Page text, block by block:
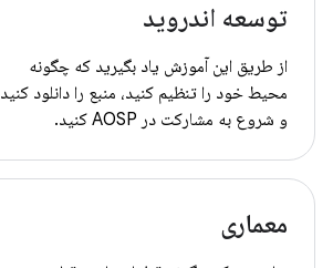
توسعه اندروید
از طریق این آموزش یاد بگیرید که چگونه
محیط خود را تنظیم کنید، منبع را دانلود کنید
و شروع به مشارکت در AOSP کنید.
معماری